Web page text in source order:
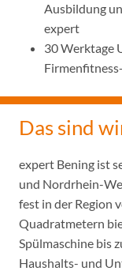
Ausbildung
expert
30 Werktage
Das sind
expert Bening ist
und Nordrhein-
fest in der Region
Quadratmetern
Spülmaschine bis
Haushalts- und